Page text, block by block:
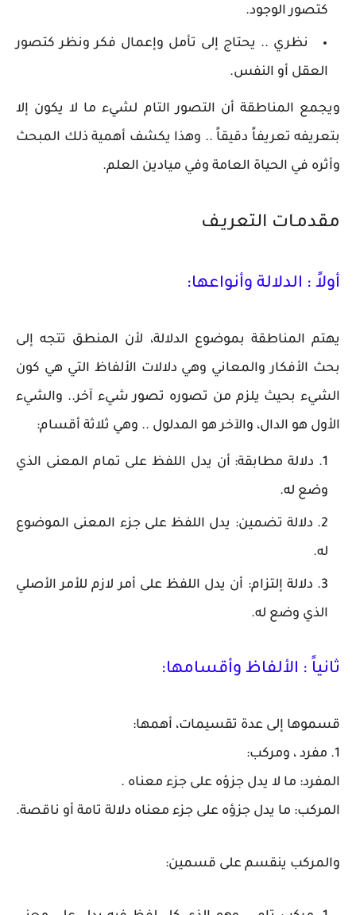
كتصور الوجود.
نظري .. يحتاج إلى تأمل وإعمال فكر ونظر كتصور
العقل أو النفس.
ويجمع المناطقة أن التصور التام لشيء ما لا يكون إلا
بتعريفه تعريفاً دقيقاً .. وهذا يكشف أهمية ذلك المبحث
وأثره في الحياة العامة وفي ميادين العلم.
مقدمـات التعريـف
أولاً : الدلالة وأنواعها:
يهتم المناطقة بموضوع الدلالة، لأن المنطق تتجه إلى
بحث الأفكار والمعاني وهي دلالات الألفاظ التي هي كون
الشيء بحيث يلزم من تصوره تصور شيء آخر.. والشيء
الأول هو الدال، والآخر هو المدلول .. وهي ثلاثة أقسام:
دلالة مطابقة: أن يدل اللفظ على تمام المعنى الذي
وضع له.
دلالة تضمين: يدل اللفظ على جزء المعنى الموضوع
له.
دلالة إلتزام: أن يدل اللفظ على أمر لازم للأمر الأصلي
الذي وضع له.
ثانياً : الألفاظ وأقسامها:
قسموها إلى عدة تقسيمات، أهمها:
1. مفرد ، ومركب:
المفرد: ما لا يدل جزؤه على جزء معناه .
المركب: ما يدل جزؤه على جزء معناه دلالة تامة أو ناقصة.
والمركب ينقسم على قسمين: